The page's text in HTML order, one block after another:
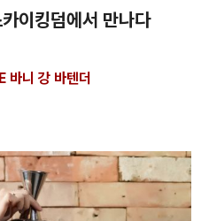
이킹덤에서 만나다
니 강 바텐더